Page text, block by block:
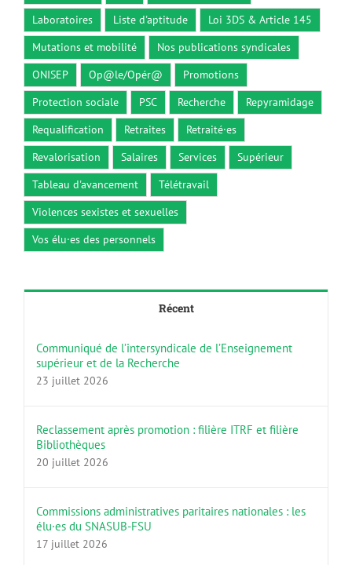
Laboratoires
Liste d'aptitude
Loi 3DS & Article 145
Mutations et mobilité
Nos publications syndicales
ONISEP
Op@le/Opér@
Promotions
Protection sociale
PSC Recherche
Repyramidage
Requalification
Retraites
Retraité·es
Revalorisation
Salaires Services
Supérieur
Tableau d'avancement
Télétravail
Violences sexistes et sexuelles
Vos élu·es des personnels
Récent
Communiqué de l’intersyndicale de l’Enseignement
supérieur et de la Recherche
23 juillet 2026
Reclassement après promotion : filière ITRF et filière
Bibliothèques
20 juillet 2026
Commissions administratives paritaires nationales : les
élu·es du SNASUB-FSU
17 juillet 2026